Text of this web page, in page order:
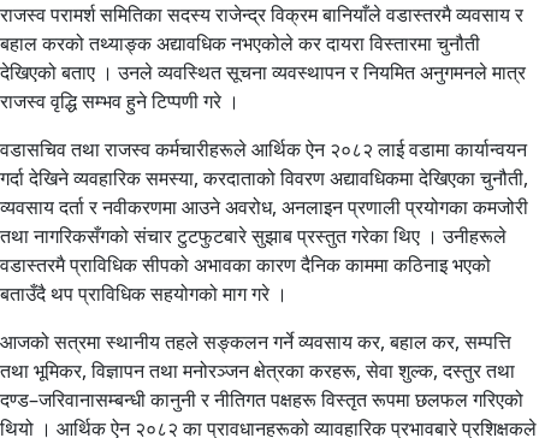
राजस्व परामर्श समितिका सदस्य राजेन्द्र विक्रम बानियाँले वडास्तरमै व्यवसाय र
बहाल करको तथ्याङ्क अद्यावधिक नभएकोले कर दायरा विस्तारमा चुनौती
देखिएको बताए । उनले व्यवस्थित सूचना व्यवस्थापन र नियमित अनुगमनले मात्र
राजस्व वृद्धि सम्भव हुने टिप्पणी गरे ।
वडासचिव तथा राजस्व कर्मचारीहरूले आर्थिक ऐन २०८२ लाई वडामा कार्यान्वयन
गर्दा देखिने व्यवहारिक समस्या, करदाताको विवरण अद्यावधिकमा देखिएका चुनौती,
व्यवसाय दर्ता र नवीकरणमा आउने अवरोध, अनलाइन प्रणाली प्रयोगका कमजोरी
तथा नागरिकसँगको संचार टुटफुटबारे सुझाब प्रस्तुत गरेका थिए । उनीहरूले
वडास्तरमै प्राविधिक सीपको अभावका कारण दैनिक काममा कठिनाइ भएको
बताउँदै थप प्राविधिक सहयोगको माग गरे ।
आजको सत्रमा स्थानीय तहले सङ्कलन गर्ने व्यवसाय कर, बहाल कर, सम्पत्ति
तथा भूमिकर, विज्ञापन तथा मनोरञ्जन क्षेत्रका करहरू, सेवा शुल्क, दस्तुर तथा
दण्ड–जरिवानासम्बन्धी कानुनी र नीतिगत पक्षहरू विस्तृत रूपमा छलफल गरिएको
थियो । आर्थिक ऐन २०८२ का प्रावधानहरूको व्यावहारिक प्रभावबारे प्रशिक्षकले